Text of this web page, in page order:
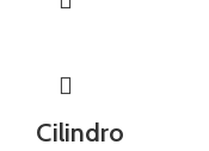
Cilindro